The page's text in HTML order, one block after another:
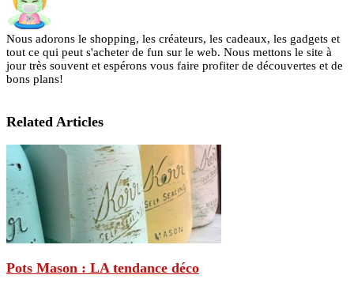
Nous adorons le shopping, les créateurs, les cadeaux, les gadgets et
tout ce qui peut s'acheter de fun sur le web. Nous mettons le site à
jour très souvent et espérons vous faire profiter de découvertes et de
bons plans!
Related Articles
Pots Mason : LA tendance déco